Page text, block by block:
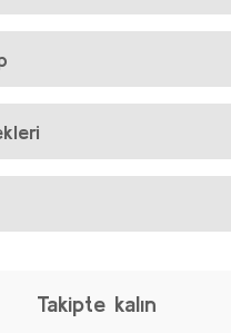
Takipte kalın